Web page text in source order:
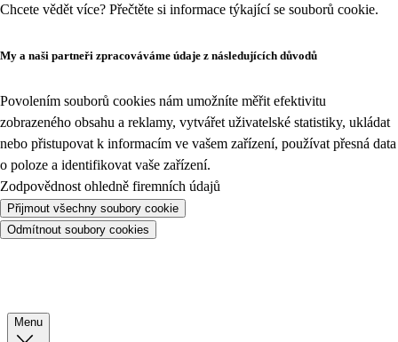
Chcete vědět více? Přečtěte si informace týkající se souborů cookie.
My a naši partneři zpracováváme údaje z následujících důvodů
Povolením souborů cookies nám umožníte měřit efektivitu
zobrazeného obsahu a reklamy, vytvářet uživatelské statistiky, ukládat
nebo přistupovat k informacím ve vašem zařízení, používat přesná data
o poloze a identifikovat vaše zařízení.
Zodpovědnost ohledně firemních údajů
Přijmout všechny soubory cookie
Odmítnout soubory cookies
Menu